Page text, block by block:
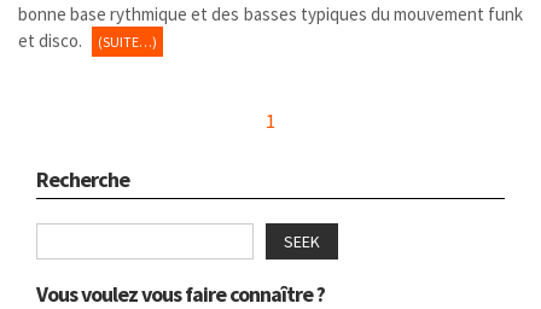
bonne base rythmique et des basses typiques du mouvement funk
et disco.
(SUITE…)
1
Recherche
SEEK
Vous voulez vous faire connaître ?